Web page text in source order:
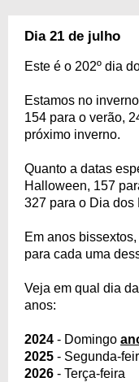
Dia 21 de julho
Este é o 202º dia
Estamos no
154 para o verão,
próximo inverno.
Quanto a datas
Halloween, 157
327 para o Dia dos
Em anos
para cada uma
Veja em qual dia
anos:
2024 - Domingo
2025 - Segunda-
2026 - Terça-feira